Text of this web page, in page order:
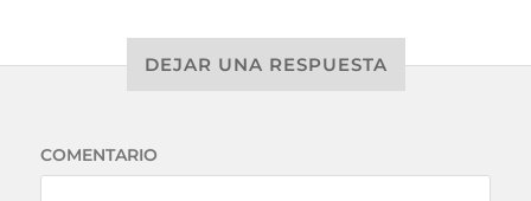
DEJAR UNA RESPUESTA
COMENTARIO